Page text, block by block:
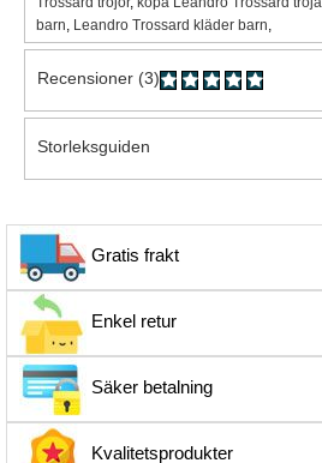
barn Leandro Trossard kläder barn
Recensioner (3)
Storleksguiden
Gratis frakt
Enkel retur
Säker betalning
Kvalitetsprodukter